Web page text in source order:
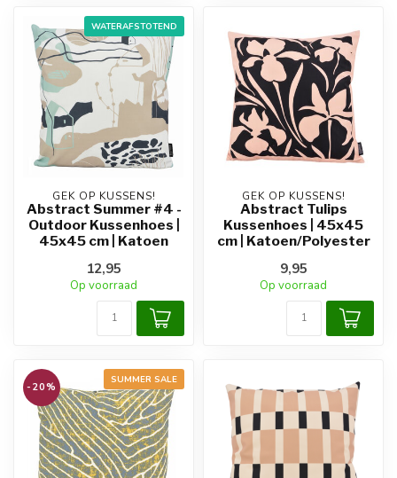
WATERAFSTOTEND
GEK OP KUSSENS!
Abstract Summer #4 -
Outdoor Kussenhoes |
45x45 cm | Katoen
12,95
Op voorraad
GEK OP KUSSENS!
Abstract Tulips
Kussenhoes | 45x45
cm | Katoen/Polyester
9,95
Op voorraad
SUMMER SALE
-20%